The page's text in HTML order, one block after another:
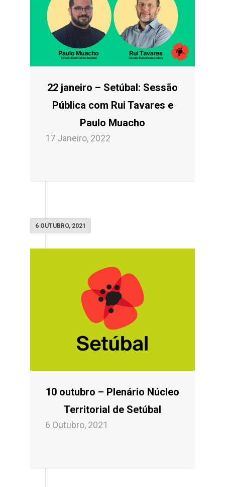
22 janeiro – Setúbal: Sessão
Pública com Rui Tavares e
Paulo Muacho
17 Janeiro, 2022
6 OUTUBRO, 2021
10 outubro – Plenário Núcleo
Territorial de Setúbal
6 Outubro, 2021